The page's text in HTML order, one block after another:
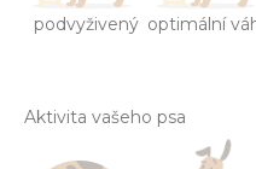
podvyživený optimální
Aktivita vašeho psa